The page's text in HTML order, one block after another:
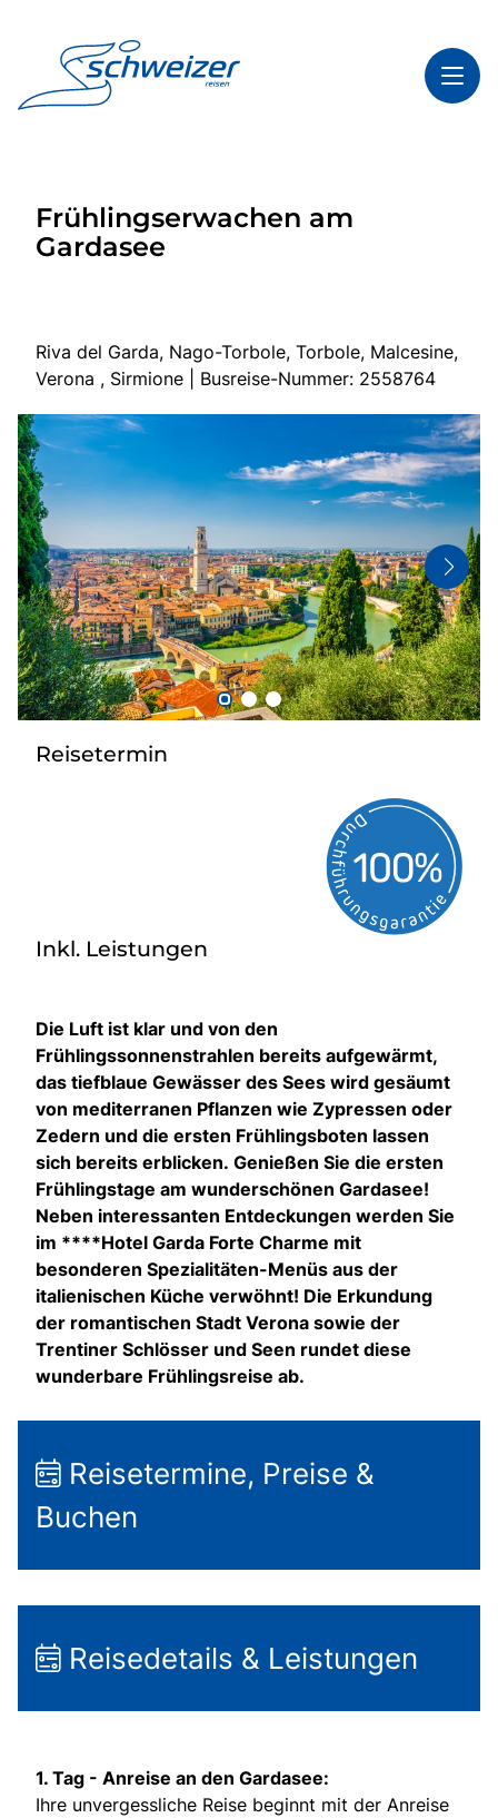
Highlights
Infos
Mehrtagesreisen
Tagesfahrten
Bus anmieten
Kataloge
Kontakt
Frühlingserwachen am
Gardasee
Riva del Garda, Nago-Torbole, Torbole, Malcesine,
Verona , Sirmione | Busreise-Nummer: 2558764
Reisetermin
Inkl. Leistungen
Die Luft ist klar und von den
Frühlingssonnenstrahlen bereits aufgewärmt,
das tiefblaue Gewässer des Sees wird gesäumt
von mediterranen Pflanzen wie Zypressen oder
Zedern und die ersten Frühlingsboten lassen
sich bereits erblicken. Genießen Sie die ersten
Frühlingstage am wunderschönen Gardasee!
Neben interessanten Entdeckungen werden Sie
im ****Hotel Garda Forte Charme mit
besonderen Spezialitäten-Menüs aus der
italienischen Küche verwöhnt! Die Erkundung
der romantischen Stadt Verona sowie der
Trentiner Schlösser und Seen rundet diese
wunderbare Frühlingsreise ab.
Reisetermine, Preise &
Buchen
Reisedetails & Leistungen
1. Tag - Anreise an den Gardasee:
Ihre unvergessliche Reise beginnt mit der Anreise